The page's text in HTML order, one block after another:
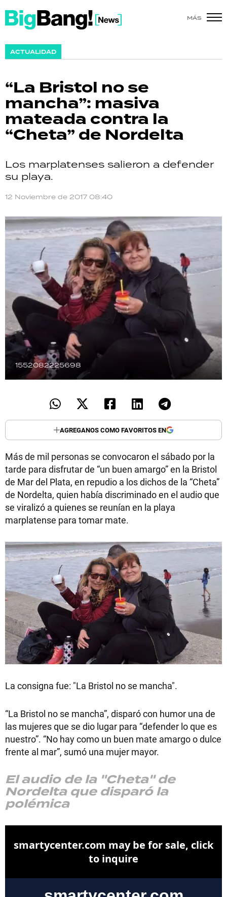
MÁS
ACTUALIDAD
“La Bristol no se
mancha”: masiva
mateada contra la
“Cheta” de Nordelta
Los marplatenses salieron a defender
su playa.
12 Noviembre de 2017 08:40
1552082225698
AGREGANOS COMO FAVORITOS EN
Más de mil personas se convocaron el sábado por la
tarde para disfrutar de “un buen amargo” en la Bristol
de Mar del Plata, en repudio a los dichos de la “Cheta”
de Nordelta, quien había discriminado en el audio que
se viralizó a quienes se reunían en la playa
marplatense para tomar mate.
La consigna fue: "La Bristol no se mancha".
“La Bristol no se mancha”, disparó con humor una de
las mujeres que se dio lugar para “defender lo que es
nuestro”. “No hay como un buen mate amargo o dulce
frente al mar”, sumó una mujer mayor.
El audio de la "Cheta" de
Nordelta que disparó la
polémica
SHOW
ACTUALIDAD
POLICIALES
ECONOMÍA
GRAN HERMANO
SALUD
DEPORTES
TECNOLOGÍA
RECETAS
PALABRAS
HORÓSCOPO
Seguinos